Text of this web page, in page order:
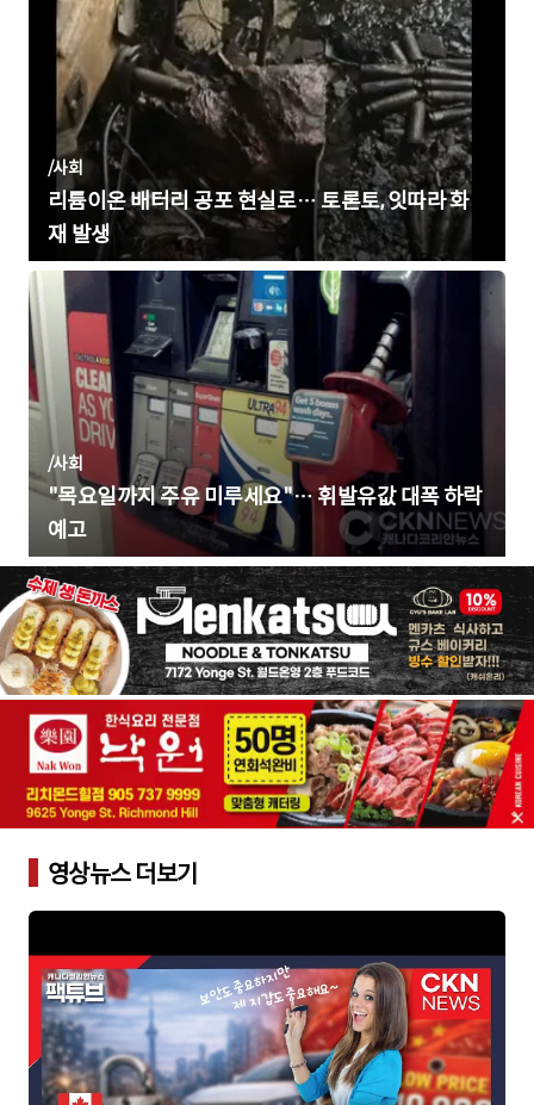
/사회
리튬이온 배터리 공포 현실로… 토론토, 잇따라 화
재 발생
/사회
"목요일까지 주유 미루세요"… 휘발유값 대폭 하락
예고
영상뉴스 더보기